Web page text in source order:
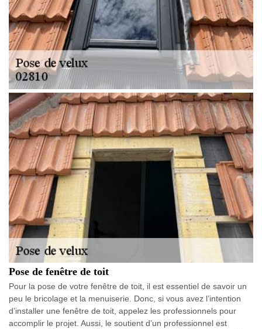
Pose de fenêtre de toit
Pour la pose de votre fenêtre de toit, il est essentiel de savoir un
peu le bricolage et la menuiserie. Donc, si vous avez l’intention
d’installer une fenêtre de toit, appelez les professionnels pour
accomplir le projet. Aussi, le soutient d’un professionnel est